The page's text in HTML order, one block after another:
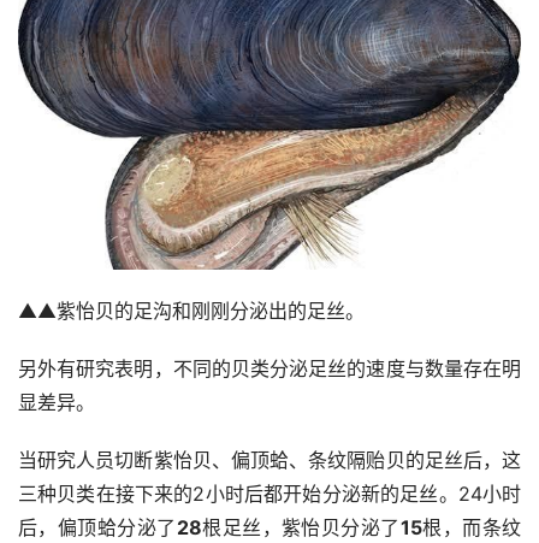
▲▲紫怡贝的足沟和刚刚分泌出的足丝。
另外有研究表明，不同的贝类分泌足丝的速度与数量存在明
显差异。
当研究人员切断紫怡贝、偏顶蛤、条纹隔贻贝的足丝后，这
三种贝类在接下来的2小时后都开始分泌新的足丝。24小时
后，偏顶蛤分泌了 28根足丝，紫怡贝分泌了15根，而条纹